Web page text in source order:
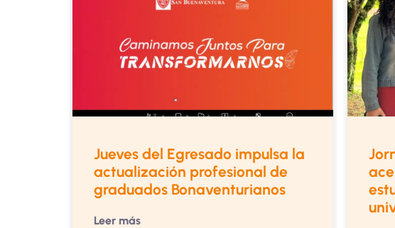
Jueves del Egresado impulsa la
actualización profesional de
graduados Bonaventurianos
Leer más